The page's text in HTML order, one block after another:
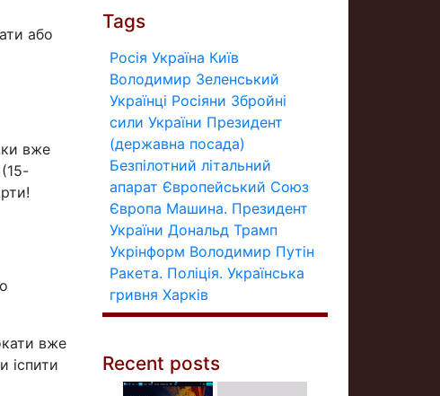
або
вже
вже
іспити
Tags
Росія Україна Київ
Володимир Зеленський
Українці Росіяни Збройні
сили України Президент
(державна посада)
Безпілотний літальний
апарат Європейський Союз
Європа Машина. Президент
України Дональд Трамп
Укрінформ Володимир Путін
Ракета. Поліція. Українська
гривня Харків
Recent posts